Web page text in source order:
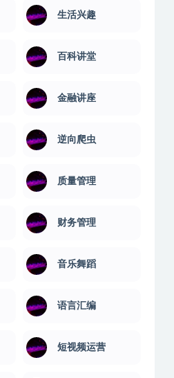
生活兴趣
百科讲堂
金融讲座
逆向爬虫
质量管理
财务管理
音乐舞蹈
语言汇编
短视频运营